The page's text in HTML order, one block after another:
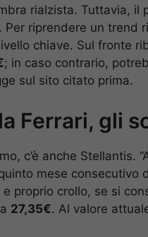
rialzista. Tuttavia, il
. Per riprendere un trend
chiave. Sul fronte
; in caso contrario,
sul sito citato prima.
Ferrari, gli
c’è anche Stellantis.
mese consecutivo
proprio crollo, se si
27,35€. Al valore